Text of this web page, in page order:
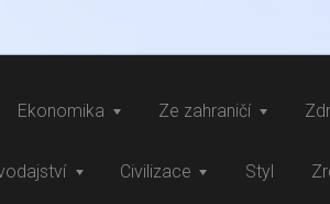
Ekonomika Ze zahraničí
Civilizace Styl